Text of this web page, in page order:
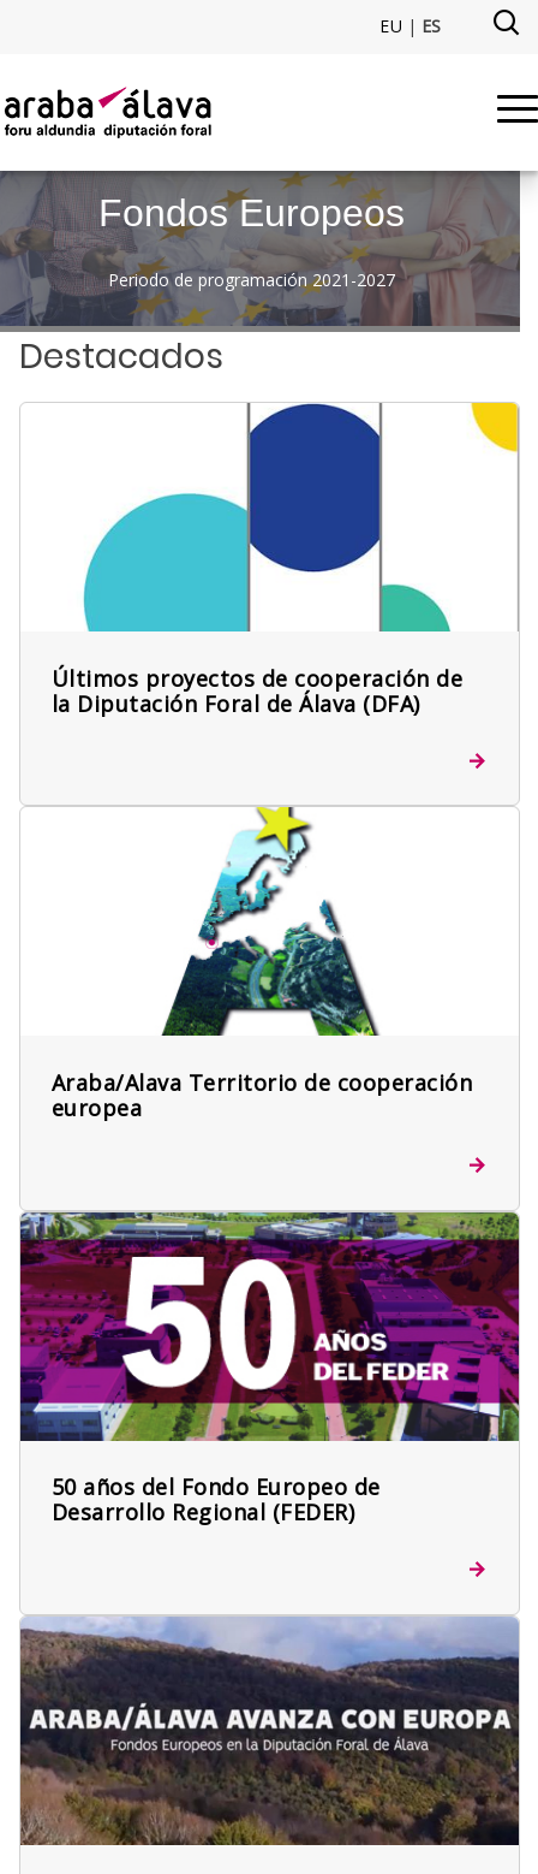
EU | ES
Fondos Europeos -
Fondos Europeos
Periodo de programación 2021-2027
Destacados
Últimos proyectos de cooperación de
la Diputación Foral de Álava (DFA)
Araba/Alava Territorio de cooperación
europea
50 años del Fondo Europeo de
Desarrollo Regional (FEDER)